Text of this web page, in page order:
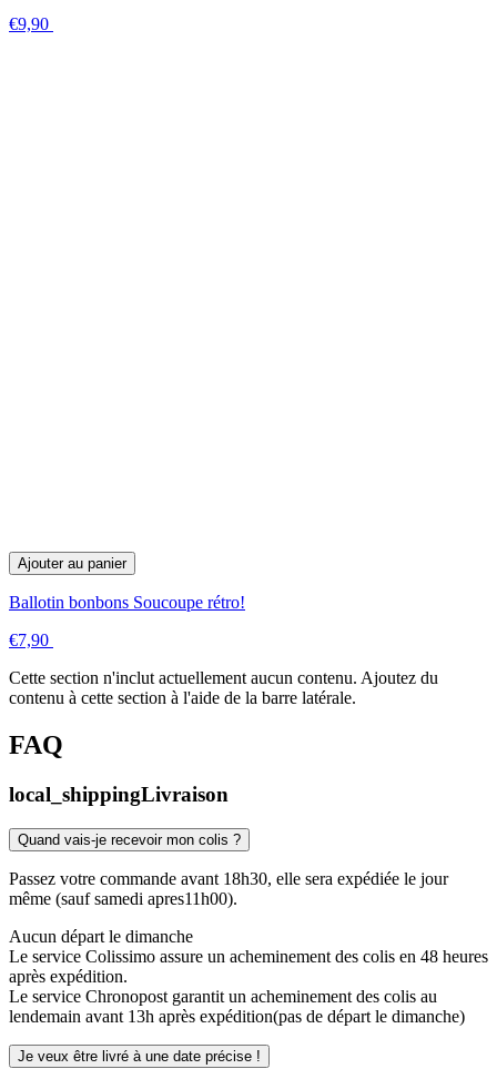
€9,90
Ajouter au panier
Ballotin bonbons Soucoupe rétro!
€7,90
Cette section n'inclut actuellement aucun contenu. Ajoutez du
contenu à cette section à l'aide de la barre latérale.
FAQ
local_shippingLivraison
Quand vais-je recevoir mon colis ?
Passez votre commande avant 18h30, elle sera expédiée le jour
même (sauf samedi apres11h00).
Aucun départ le dimanche
Le service Colissimo assure un acheminement des colis en 48 heures
après expédition.
Le service Chronopost garantit un acheminement des colis au
lendemain avant 13h après expédition(pas de départ le dimanche)
Je veux être livré à une date précise !